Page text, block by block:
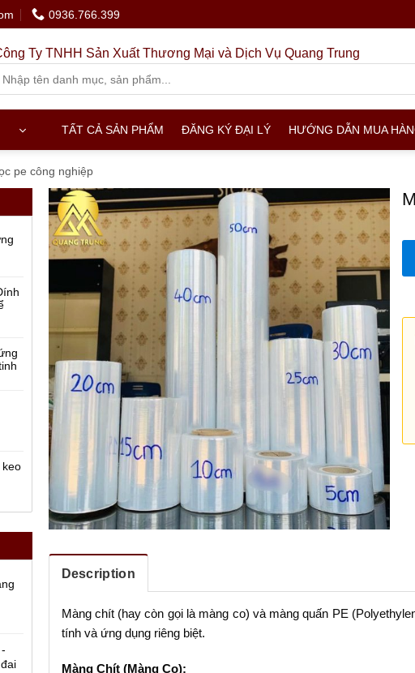
0936.766.399
Ty TNHH Sản Xuất Thương Mại và Dịch Vụ Quang Trung
TẤT CẢ SẢN PHẨM ĐĂNG KÝ ĐẠI LÝ HƯỚNG DẪN MUA
pe công nghiệp
keo
Description
Màng chít (hay còn gọi là màng co) và màng quấn PE
tính và ứng dụng riêng biệt.
Màng Chít (Màng Co):